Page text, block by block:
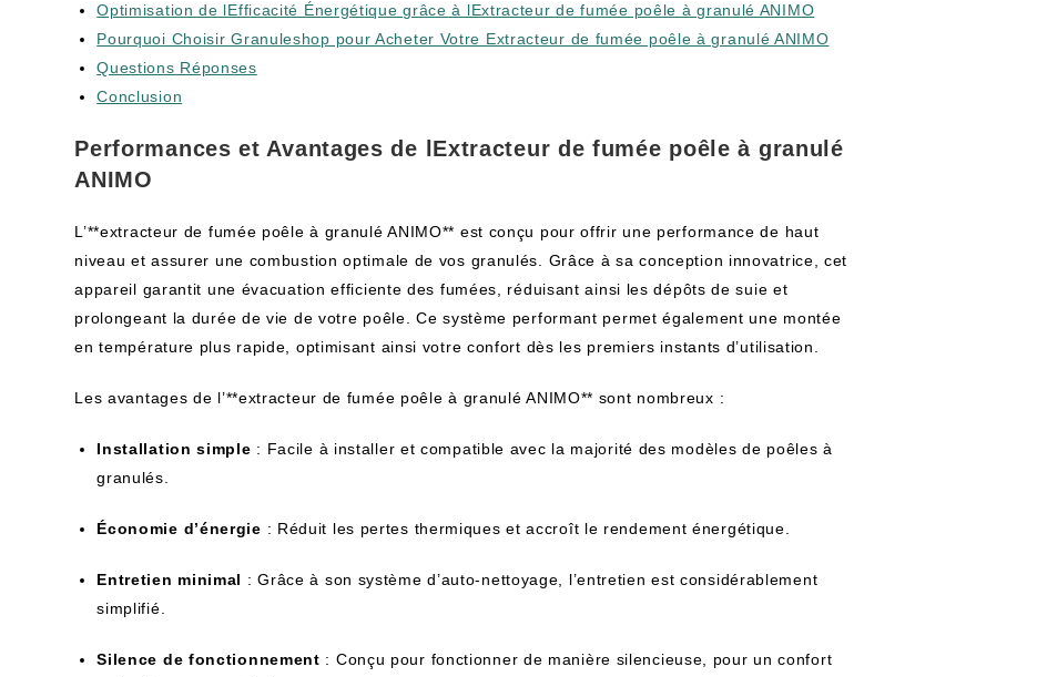
Optimisation de lEfficacité Énergétique grâce à lExtracteur de fumée poêle à granulé ANIMO
Pourquoi Choisir Granuleshop pour Acheter Votre Extracteur de fumée poêle à granulé ANIMO
Questions Réponses
Conclusion
Performances et Avantages de lExtracteur de fumée poêle à granulé
ANIMO
L’**extracteur de fumée poêle à granulé ANIMO** est conçu pour offrir une performance de haut
niveau et assurer une combustion optimale de vos granulés. Grâce à sa conception innovatrice, cet
appareil garantit une évacuation efficiente des fumées, réduisant ainsi les dépôts de suie et
prolongeant la durée de vie de votre poêle. Ce système performant permet également une montée
en température plus rapide, optimisant ainsi votre confort dès les premiers instants d’utilisation.
Les avantages de l’**extracteur de fumée poêle à granulé ANIMO** sont nombreux :
Installation simple : Facile à installer et compatible avec la majorité des modèles de poêles à
granulés.
Économie d’énergie : Réduit les pertes thermiques et accroît le rendement énergétique.
Entretien minimal : Grâce à son système d’auto-nettoyage, l’entretien est considérablement
simplifié.
Silence de fonctionnement : Conçu pour fonctionner de manière silencieuse, pour un confort